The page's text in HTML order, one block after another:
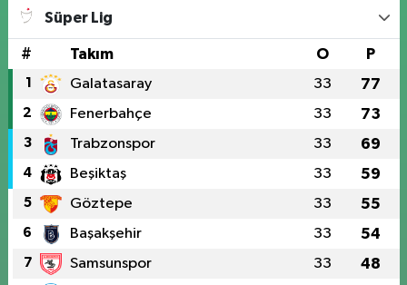
Süper Lig
# Takım O P
1 Galatasaray 33 77
2 Fenerbahçe 33 73
3 Trabzonspor 33 69
4 Beşiktaş 33 59
5 Göztepe 33 55
6 Başakşehir 33 54
7 Samsunspor 33 48